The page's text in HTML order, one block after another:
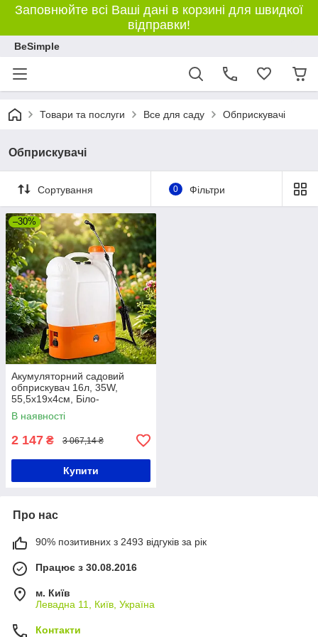
Заповнюйте всі Ваші дані в корзині для швидкої
відправки!
BeSimple
Товари та послуги Все для саду Обприскувачі
Обприскувачі
Сортування 0 Фільтри
–30%
Акумуляторний садовий
обприскувач 16л, 35W,
55,5х19х4см, Біло-
помаранчевий / Обрискувач
на спину для саду, дачі
В наявності
2 147 ₴ 3 067,14 ₴
Купити
Про нас
90% позитивних з 2493 відгуків за рік
Працює з 30.08.2016
м. Київ
Левадна 11, Київ, Україна
Контакти